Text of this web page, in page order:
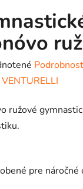
VENTURELLI
ružové
pre náročné